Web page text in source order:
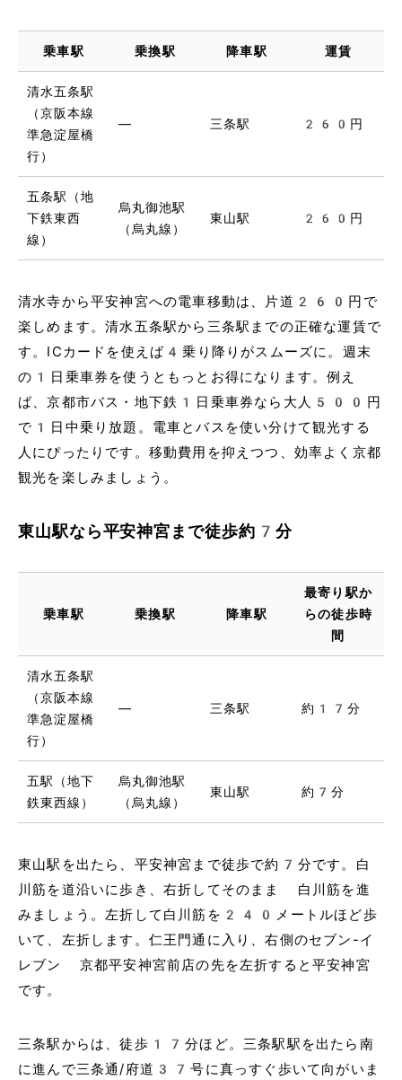
乗車駅 乗換駅 降車駅 運賃
清水五条駅
（京阪本線
準急淀屋橋
行）
― 三条駅 260円
五条駅（地
下鉄東西
線）
烏丸御池駅
（烏丸線）
東山駅 260円
清水寺から平安神宮への電車移動は、片道260円で
楽しめます。清水五条駅から三条駅までの正確な運賃で
す。ICカードを使えば4乗り降りがスムーズに。週末
の1日乗車券を使うともっとお得になります。例え
ば、京都市バス・地下鉄1日乗車券なら大人500円
で1日中乗り放題。電車とバスを使い分けて観光する
人にぴったりです。移動費用を抑えつつ、効率よく京都
観光を楽しみましょう。
東山駅なら平安神宮まで徒歩約7分
乗車駅 乗換駅 降車駅
最寄り駅か
らの徒歩時
間
清水五条駅
（京阪本線
準急淀屋橋
行）
― 三条駅 約17分
五駅（地下
鉄東西線）
烏丸御池駅
（烏丸線）
東山駅 約7分
東山駅を出たら、平安神宮まで徒歩で約7分です。白
川筋を道沿いに歩き、右折してそのまま 白川筋を進
みましょう。左折して白川筋を240メートルほど歩
いて、左折します。仁王門通に入り、右側のセブン-イ
レブン 京都平安神宮前店の先を左折すると平安神宮
です。
三条駅からは、徒歩17分ほど。三条駅駅を出たら南
に進んで三条通/府道37号に真っすぐ歩いて向がいま